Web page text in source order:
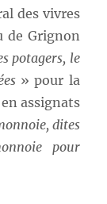
des vivres
de Grignon
potagers, le
» pour la
assignats
dites
pour